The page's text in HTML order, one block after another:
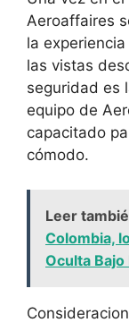
Aeroaffaires
la
las vistas
seguridad es
equipo de
capacitado
cómodo.
Leer
Colombia,
Oculta Bajo